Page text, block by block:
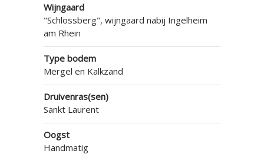
Wijngaard
"Schlossberg", wijngaard nabij Ingelheim
am Rhein
Type bodem
Mergel en Kalkzand
Druivenras(sen)
Sankt Laurent
Oogst
Handmatig